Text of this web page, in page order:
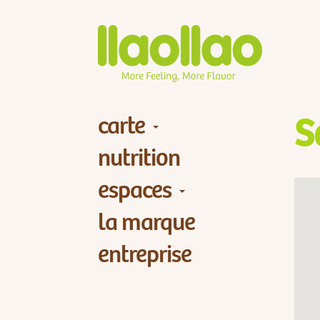
carte
nutrition
espaces
la marque
entreprise